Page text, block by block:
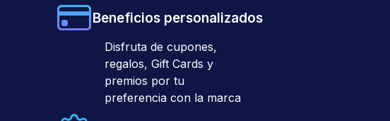
Beneficios personalizados
Disfruta de cupones,
regalos, Gift Cards y
premios por tu
preferencia con la marca